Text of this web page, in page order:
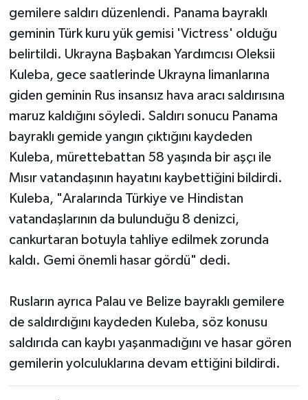
gemilere saldırı düzenlendi. Panama bayraklı
geminin Türk kuru yük gemisi 'Victress' olduğu
belirtildi. Ukrayna Başbakan Yardımcısı Oleksii
Kuleba, gece saatlerinde Ukrayna limanlarına
giden geminin Rus insansız hava aracı saldırısına
maruz kaldığını söyledi. Saldırı sonucu Panama
bayraklı gemide yangın çıktığını kaydeden
Kuleba, mürettebattan 58 yaşında bir aşçı ile
Mısır vatandaşının hayatını kaybettiğini bildirdi.
Kuleba, "Aralarında Türkiye ve Hindistan
vatandaşlarının da bulunduğu 8 denizci,
cankurtaran botuyla tahliye edilmek zorunda
kaldı. Gemi önemli hasar gördü" dedi.
Rusların ayrıca Palau ve Belize bayraklı gemilere
de saldırdığını kaydeden Kuleba, söz konusu
saldırıda can kaybı yaşanmadığını ve hasar gören
gemilerin yolculuklarına devam ettiğini bildirdi.